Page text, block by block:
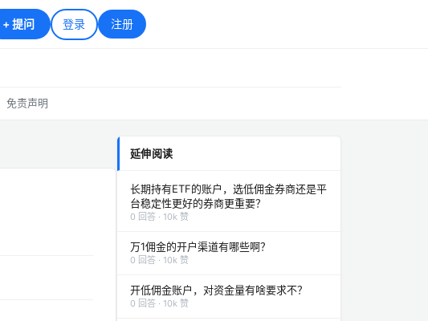
+提问 登录 注册
免责声明
延伸阅读
长期持有ETF的账户，选低佣金券商还是平
台稳定性更好的券商更重要？
0 回答 · 10k 赞
万1佣金的开户渠道有哪些啊？
0 回答 · 10k 赞
开低佣金账户，对资金量有啥要求不？
0 回答 · 10k 赞